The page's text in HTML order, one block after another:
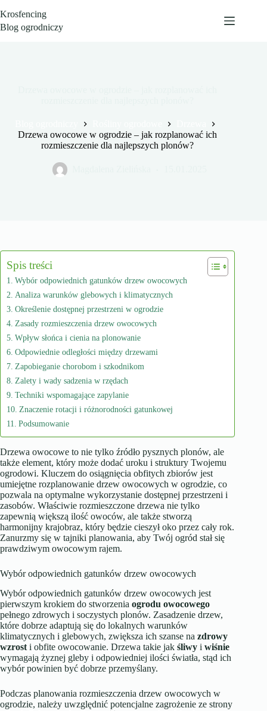
do
treści
Krosfencing
Blog ogrodniczy
Drzewa owocowe w ogrodzie – jak rozplanować ich
rozmieszczenie dla najlepszych plonów?
Spis treści
Wybór odpowiednich gatunków drzew owocowych
Analiza warunków glebowych i klimatycznych
Określenie dostępnej przestrzeni w ogrodzie
Zasady rozmieszczenia drzew owocowych
Wpływ słońca i cienia na plonowanie
Odpowiednie odległości między drzewami
Zapobieganie chorobom i szkodnikom
Zalety i wady sadzenia w rzędach
Techniki wspomagające zapylanie
Znaczenie rotacji i różnorodności gatunkowej
Podsumowanie
Drzewa owocowe to nie tylko źródło pysznych plonów, ale
także element, który może dodać uroku i struktury Twojemu
ogrodowi. Kluczem do osiągnięcia obfitych zbiorów jest
umiejętne rozplanowanie drzew owocowych w ogrodzie, co
pozwala na optymalne wykorzystanie dostępnej przestrzeni i
zasobów. Właściwie rozmieszczone drzewa nie tylko
zapewnią większą ilość owoców, ale także stworzą
harmonijny krajobraz, który będzie cieszył oko przez cały rok.
Zanurzmy się w tajniki planowania, aby Twój ogród stał się
prawdziwym owocowym rajem.
Wybór odpowiednich gatunków drzew owocowych
Wybór odpowiednich gatunków drzew owocowych jest
pierwszym krokiem do stworzenia ogrodu owocowego
pełnego zdrowych i soczystych plonów. Zasadzenie drzew,
które dobrze adaptują się do lokalnych warunków
klimatycznych i glebowych, zwiększa ich szanse na zdrowy
wzrost i obfite owocowanie. Drzewa takie jak śliwy i wiśnie
wymagają żyznej gleby i odpowiedniej ilości światła, stąd ich
wybór powinien być dobrze przemyślany.
Podczas planowania rozmieszczenia drzew owocowych w
ogrodzie, należy uwzględnić potencjalne zagrożenie ze strony